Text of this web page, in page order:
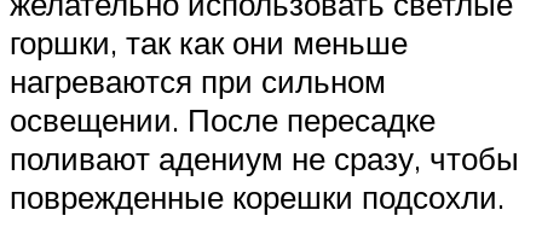
горшки, так как они меньше
нагреваются при сильном
освещении. После пересадке
поливают адениум не сразу, чтобы
поврежденные корешки подсохли.